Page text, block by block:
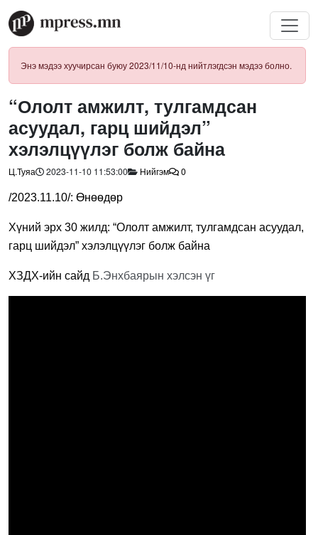
Энэ мэдээ хуучирсан буюу 2023/11/10-нд нийтлэгдсэн мэдээ болно.
“Ололт амжилт, тулгамдсан
асуудал, гарц шийдэл”
хэлэлцүүлэг болж байна
Ц.Туяа 2023-11-10 11:53:00 Нийгэм 0
/2023.11.10/: Өнөөдөр
Хүний эрх 30 жилд: “Ололт амжилт, тулгамдсан асуудал,
гарц шийдэл” хэлэлцүүлэг болж байна
ХЗДХ-ийн сайд Б.Энхбаярын хэлсэн үг